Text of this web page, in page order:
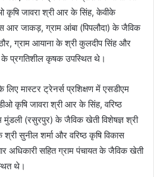
कृषि जावरा श्री आर के सिंह, केवीके
आर जाकड़, ग्राम आंबा (पिपलौदा) के जैविक
ग्राम आयाना के श्री कुलदीप सिंह और
के प्रगतिशील कृषक उपस्थित थे।
मास्टर ट्रेनर्स प्रशिक्षण में एसडीएम
कृषि जावरा श्री आर के सिंह, वरिष्ठ
मुंडली (रसुरपुर) के जैविक खेती विशेषज्ञ श्री
सुनील शर्मा और वरिष्ठ कृषि विकास
अधिकारी सहित ग्राम पंचायत के जैविक खेती
थे।